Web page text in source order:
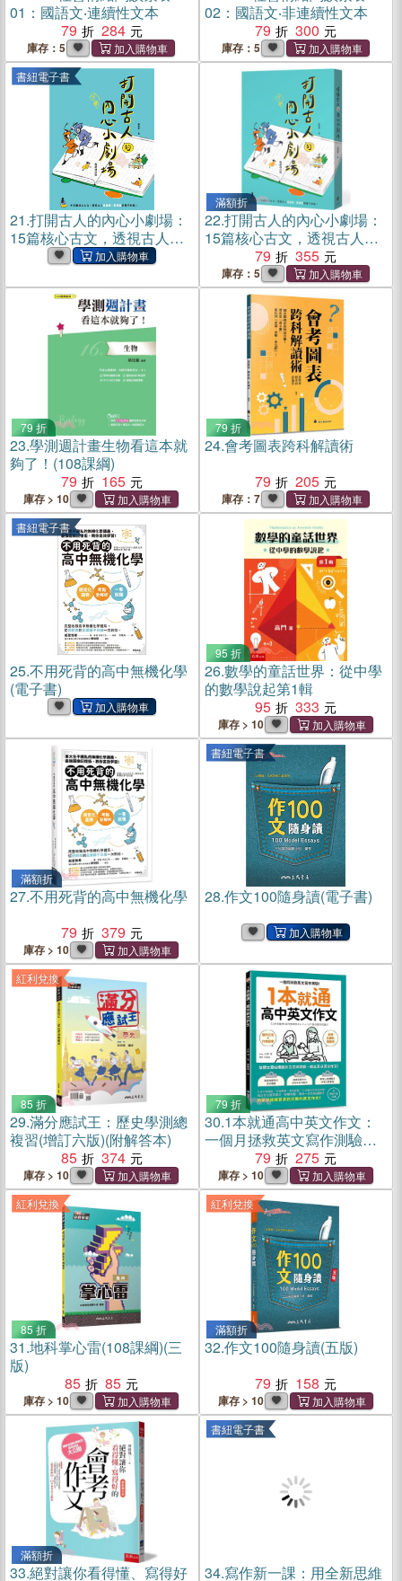
01：國語文‧連續性文本
79
284
庫存：5
02：國語文‧非連續性文本
79
300
庫存：5
書紐電子書
21.打開古人的內心小劇場：
15篇核心古文，透視古人各
種內心糾結，古文閱讀一把
滿額折
22.打開古人的內心小劇場：
15篇核心古文，透視古人各
種內心糾結，古文閱讀一把
抓！【暢銷增訂版】
79 355
庫存：5
79 折
23.學測週計畫生物看這本就
夠了！(108課綱)
79
165
庫存 > 10
79 折
24.會考圖表跨科解讀術
79
205
庫存：7
書紐電子書
25.不用死背的高中無機化學
(電子書)
95 折
26.數學的童話世界：從中學
的數學說起第1輯
95
333
庫存 > 10
滿額折
27.不用死背的高中無機化學
79
379
庫存 > 10
書紐電子書
28.作文100隨身讀(電子書)
紅利兌換
85 折
29.滿分應試王：歷史學測總
複習(增訂六版)(附解答本)
85
374
庫存 > 10
79 折
30.1本就通高中英文作文：
一個月拯救英文寫作測驗！
掌握文章結構設計方法與訣
竅，練出高分英文作文！
（附音檔下載QR碼）
79 275
庫存 > 10
紅利兌換
85 折
31.地科掌心雷(108課綱)(三
版)
85
85
庫存 > 10
紅利兌換
滿額折
32.作文100隨身讀(五版)
79
158
庫存 > 10
滿額折
33.絕對讓你看得懂、寫得好
書紐電子書
34.寫作新一課：用全新思維